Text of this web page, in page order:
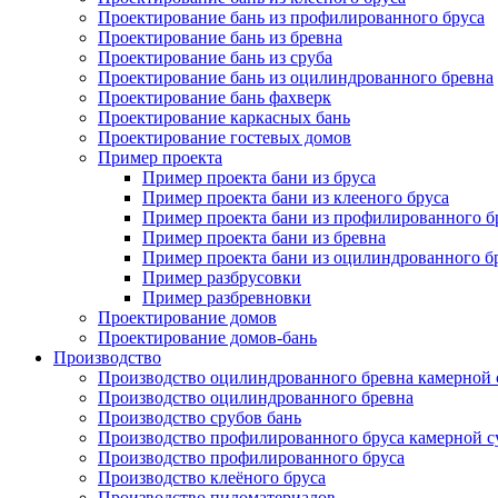
Проектирование бань из профилированного бруса
Проектирование бань из бревна
Проектирование бань из сруба
Проектирование бань из оцилиндрованного бревна
Проектирование бань фахверк
Проектирование каркасных бань
Проектирование гостевых домов
Пример проекта
Пример проекта бани из бруса
Пример проекта бани из клееного бруса
Пример проекта бани из профилированного
Пример проекта бани из бревна
Пример проекта бани из оцилиндрованного
Пример разбрусовки
Пример разбревновки
Проектирование домов
Проектирование домов-бань
Производство
Производство оцилиндрованного бревна камерной
Производство оцилиндрованного бревна
Производство срубов бань
Производство профилированного бруса камерной
Производство профилированного бруса
Производство клеёного бруса